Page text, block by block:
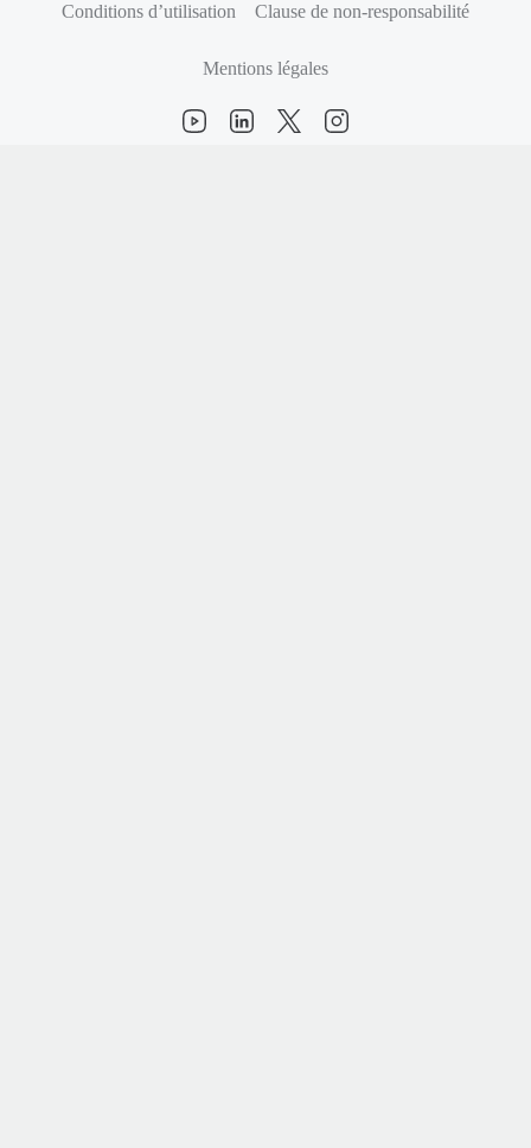
Conditions d’utilisation Clause de non-responsabilité
Mentions légales